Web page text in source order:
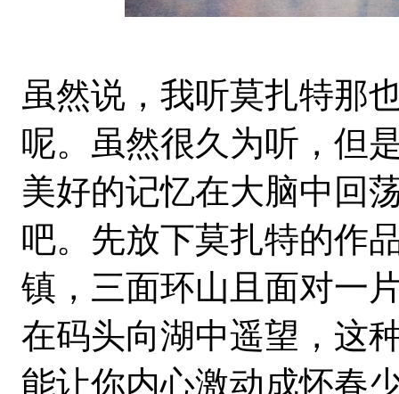
虽然说，我听莫扎特那
呢。虽然很久为听，但
美好的记忆在大脑中回
吧。先放下莫扎特的作
镇，三面环山且面对一
在码头向湖中遥望，这
能让你内心激动成怀春